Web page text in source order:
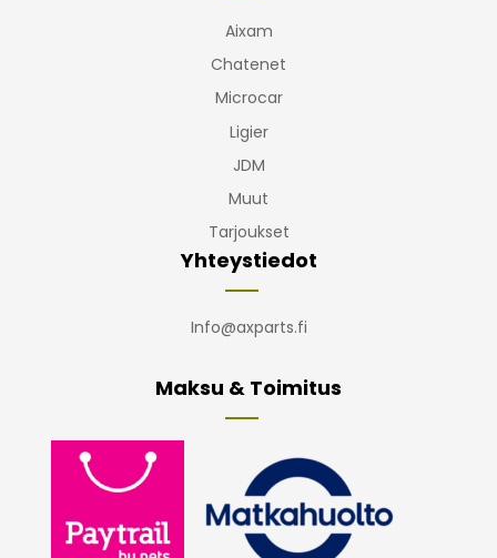
Aixam
Chatenet
Microcar
Ligier
JDM
Muut
Tarjoukset
Yhteystiedot
Info@axparts.fi
Maksu & Toimitus